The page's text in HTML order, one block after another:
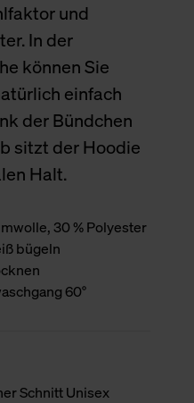
und
In der
können Sie
einfach
der Bündchen
sitzt der Hoodie
Halt.
30 % Polyester
bügeln
60°
Schnitt Unisex